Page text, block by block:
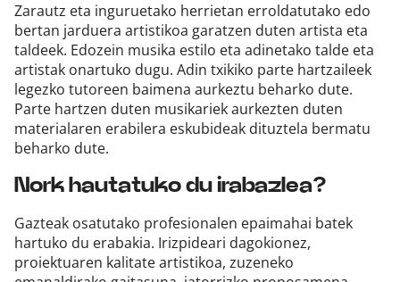
Zarautz eta inguruetako herrietan erroldatutako edo
bertan jarduera artistikoa garatzen duten artista eta
taldeek. Edozein musika estilo eta adinetako talde eta
artistak onartuko dugu. Adin txikiko parte hartzaileek
legezko tutoreen baimena aurkeztu beharko dute.
Parte hartzen duten musikariek aurkezten duten
materialaren erabilera eskubideak dituztela bermatu
beharko dute.
Nork hautatuko du irabazlea?
Gazteak osatutako profesionalen epaimahai batek
hartuko du erabakia. Irizpideari dagokionez,
proiektuaren kalitate artistikoa, zuzeneko